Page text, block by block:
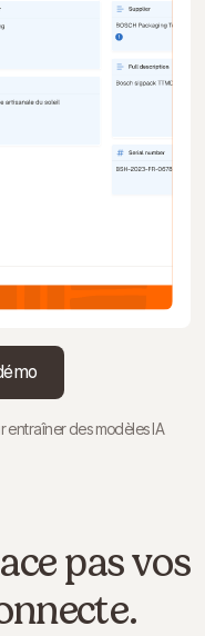
entraîner des modèles IA
pas vos